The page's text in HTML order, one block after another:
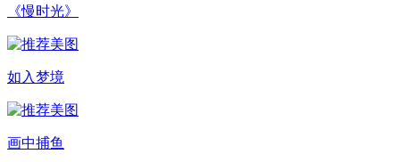
《慢时光》
如入梦境
画中捕鱼